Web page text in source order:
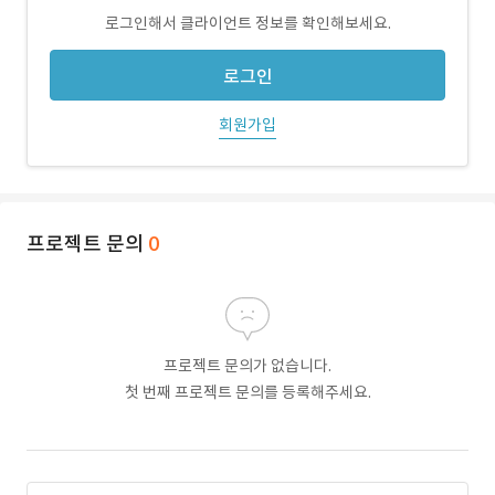
로그인해서 클라이언트 정보를 확인해보세요.
로그인
회원가입
프로젝트 문의 0
프로젝트 문의가 없습니다.
첫 번째 프로젝트 문의를 등록해주세요.